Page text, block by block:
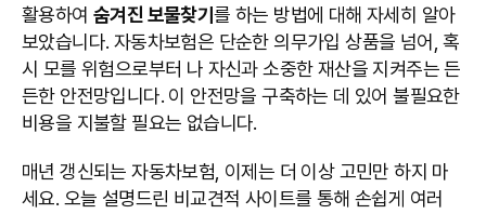
활용하여 숨겨진 보물찾기를 하는 방법에 대해 자세히 알아
보았습니다. 자동차보험은 단순한 의무가입 상품을 넘어, 혹
시 모를 위험으로부터 나 자신과 소중한 재산을 지켜주는 든
든한 안전망입니다. 이 안전망을 구축하는 데 있어 불필요한
비용을 지불할 필요는 없습니다.
매년 갱신되는 자동차보험, 이제는 더 이상 고민만 하지 마
세요. 오늘 설명드린 비교견적 사이트를 통해 손쉽게 여러